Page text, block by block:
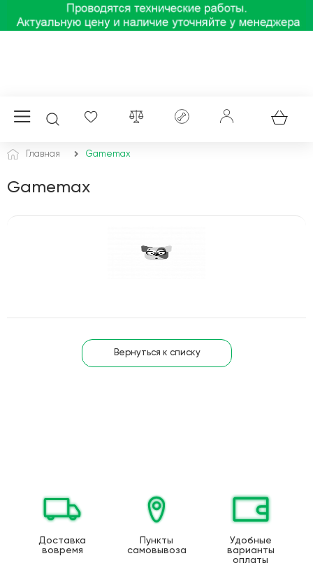
Главная Gamemax
Gamemax
Вернуться к списку
Доставка
вовремя
Пункты
самовывоза
Удобные
варианты
оплаты